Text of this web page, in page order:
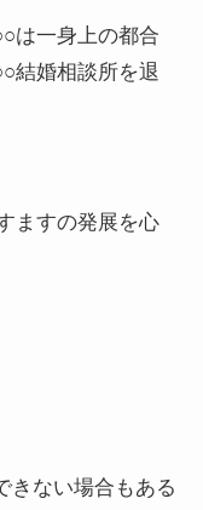
は一身上の都合
結婚相談所を退
ますの発展を心
きない場合もある